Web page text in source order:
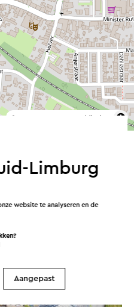
© contributors
Bocholtz
Limburg
website te analyseren en de
Aangepast